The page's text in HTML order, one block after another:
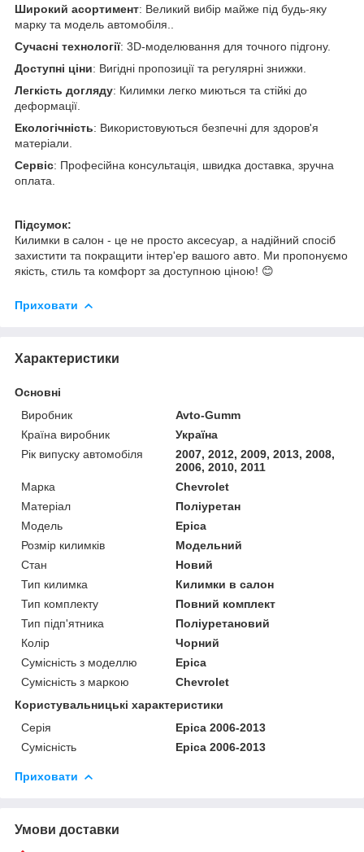
Широкий асортимент: Великий вибір майже під будь-яку
марку та модель автомобіля..
Сучасні технології: 3D-моделювання для точного підгону.
Доступні ціни: Вигідні пропозиції та регулярні знижки.
Легкість догляду: Килимки легко миються та стійкі до
деформації.
Екологічність: Використовуються безпечні для здоров'я
матеріали.
Сервіс: Професійна консультація, швидка доставка, зручна
оплата.
Підсумок:
Килимки в салон - це не просто аксесуар, а надійний спосіб
захистити та покращити інтер'ер вашого авто. Ми пропонуємо
якість, стиль та комфорт за доступною ціною! 😊
Приховати
Характеристики
Основні
Виробник
Avto-Gumm
Країна виробник
Україна
Рік випуску автомобіля
2007, 2012, 2009, 2013, 2008,
2006, 2010, 2011
Марка
Chevrolet
Матеріал
Поліуретан
Модель
Epica
Розмір килимків
Модельний
Стан
Новий
Тип килимка
Килимки в салон
Тип комплекту
Повний комплект
Тип підп'ятника
Поліуретановий
Колір
Чорний
Сумісність з моделлю
Epica
Сумісність з маркою
Chevrolet
Користувальницькі характеристики
Серія
Epica 2006-2013
Сумісність
Epica 2006-2013
Приховати
Умови доставки